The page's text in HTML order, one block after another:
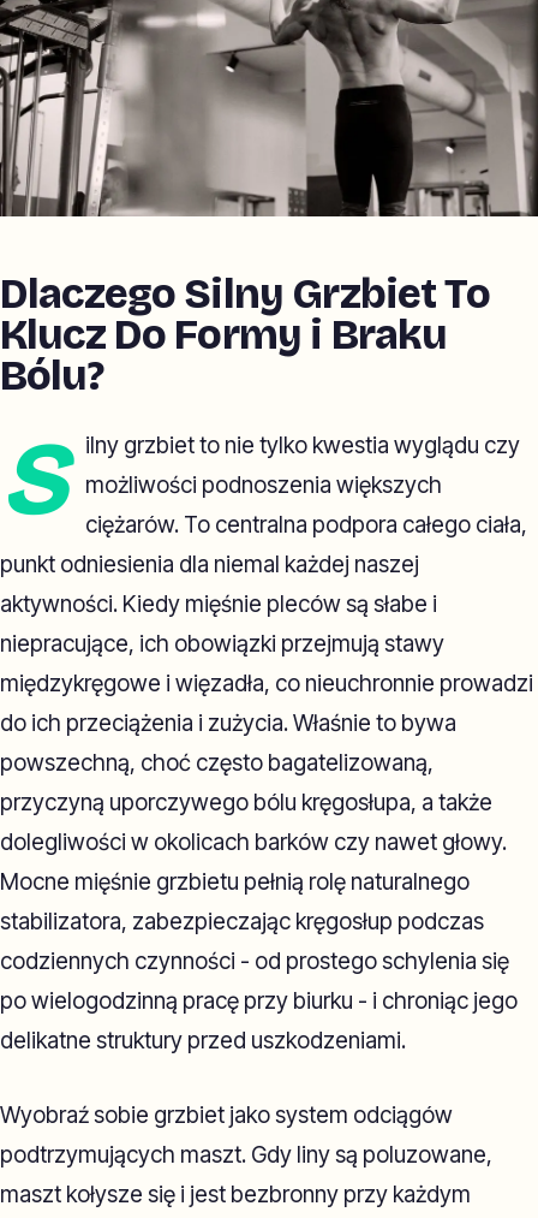
Dlaczego Silny Grzbiet To
Klucz Do Formy i Braku
Bólu?
S
ilny grzbiet to nie tylko kwestia wyglądu czy
możliwości podnoszenia większych
ciężarów. To centralna podpora całego ciała,
punkt odniesienia dla niemal każdej naszej
aktywności. Kiedy mięśnie pleców są słabe i
niepracujące, ich obowiązki przejmują stawy
międzykręgowe i więzadła, co nieuchronnie prowadzi
do ich przeciążenia i zużycia. Właśnie to bywa
powszechną, choć często bagatelizowaną,
przyczyną uporczywego bólu kręgosłupa, a także
dolegliwości w okolicach barków czy nawet głowy.
Mocne mięśnie grzbietu pełnią rolę naturalnego
stabilizatora, zabezpieczając kręgosłup podczas
codziennych czynności - od prostego schylenia się
po wielogodzinną pracę przy biurku - i chroniąc jego
delikatne struktury przed uszkodzeniami.
Wyobraź sobie grzbiet jako system odciągów
podtrzymujących maszt. Gdy liny są poluzowane,
maszt kołysze się i jest bezbronny przy każdym